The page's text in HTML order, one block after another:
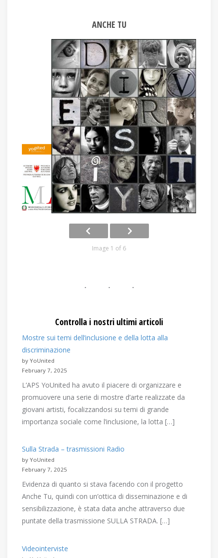
ANCHE TU
Image 1 of 6
Controlla i nostri ultimi articoli
Mostre sui temi dell’inclusione e della lotta alla
discriminazione
by YoUnited
February 7, 2025
L’APS YoUnited ha avuto il piacere di organizzare e
promuovere una serie di mostre d’arte realizzate da
giovani artisti, focalizzandosi su temi di grande
importanza sociale come l’inclusione, la lotta […]
Sulla Strada – trasmissioni Radio
by YoUnited
February 7, 2025
Evidenza di quanto si stava facendo con il progetto
Anche Tu, quindi con un’ottica di disseminazione e di
sensibilizzazione, è stata data anche attraverso due
puntate della trasmissione SULLA STRADA. […]
Videointerviste